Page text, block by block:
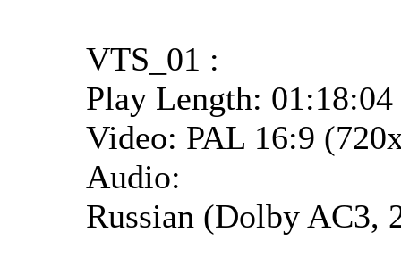
VTS_01 :
Play Length: 01:18:04
Video: PAL 16:9
Audio:
Russian (Dolby AC3,